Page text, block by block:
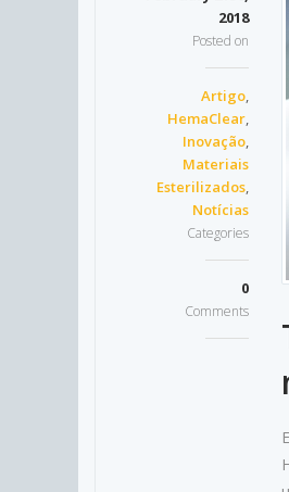
2018
Posted on
Artigo,
HemaClear,
Inovação,
Materiais
Esterilizados,
Notícias
Categories
0
Comments